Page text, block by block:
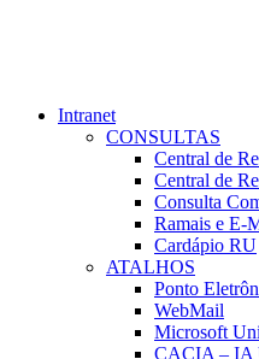
Intranet
CONSULTAS
Central de
Central de
Consulta
Ramais e E-
Cardápio RU
ATALHOS
Ponto
WebMail
Microsoft
CACIA – IA